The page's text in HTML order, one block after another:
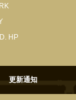
HP
更新通知